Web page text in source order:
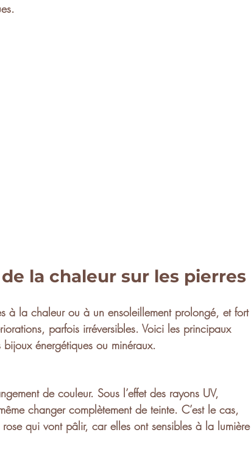
.
la chaleur sur les pierres
à la chaleur ou à un ensoleillement prolongé, et fort
parfois irréversibles. Voici les principaux
bijoux énergétiques ou minéraux.
de couleur. Sous l’effet des rayons UV,
changer complètement de teinte. C’est le cas,
qui vont pâlir, car elles ont sensibles à la lumière